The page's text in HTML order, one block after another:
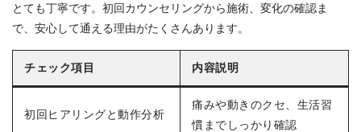
とても丁寧です。初回カウンセリングから施術、変化の確認ま
で、安心して通える理由がたくさんあります。
チェック項目 内容説明
初回ヒアリングと動作分析
痛みや動きのクセ、生活習
慣までしっかり確認